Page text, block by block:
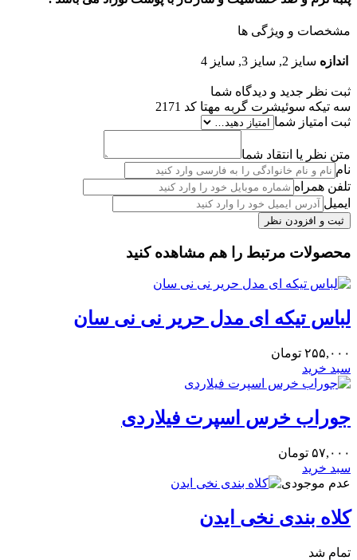
مشخصات و ویژگی ها
اندازه سایز 2, سایز 3, سایز 4
ثبت نظر جدید و دیدگاه شما
سه تیکه سوئیشرت گربه مهتا کد 2171
ثبت امتیاز شما
متن نظر یا انتقاد شما
نام
تلفن همراه
ایمیل
محصولات مرتبط را هم مشاهده کنید
لباس تیکه ای مدل حریر نی نی سان
۲۵۵,۰۰۰ تومان
سبد خرید
جوراب خرس اسپرت فیلاردی
۵۷,۰۰۰ تومان
سبد خرید
عدم موجودی
کلاه بندی نخی ایدن
تمام شد